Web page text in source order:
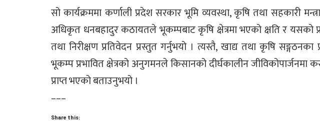
सो कार्यक्रममा कर्णाली प्रदेश सरकार भूमि व्यवस्था, कृषि तथा सहकारी
अधिकृत धनबहादुर कठायतले भूकम्पबाट कृषि क्षेत्रमा भएको क्षति र यसको
तथा निरीक्षण प्रतिवेदन प्रस्तुत गर्नुभयो । त्यस्तै, खाद्य तथा कृषि सङ्गठनका
भूकम्प प्रभावित क्षेत्रको अनुगमनले किसानको दीर्घकालीन जीविकोपार्जनमा
प्राप्त भएको बताउनुभयो ।
–––
Share this: